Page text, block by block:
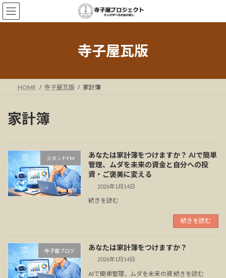
コ
ン
テ
ナ
ビ
ゲ
寺子屋瓦版
HOME 寺子屋瓦版 家計簿
家計簿
スタンドFM
あなたは家計簿をつけますか？ AIで簡単
管理、ムダを未来の資金と自分への投
資・ご褒美に変える
2026年1月14日
続きを読む
続きを読む
寺子屋ブログ あなたは家計簿をつけますか？
2026年1月14日
AIで簡単管理、ムダを未来の資 続きを読む